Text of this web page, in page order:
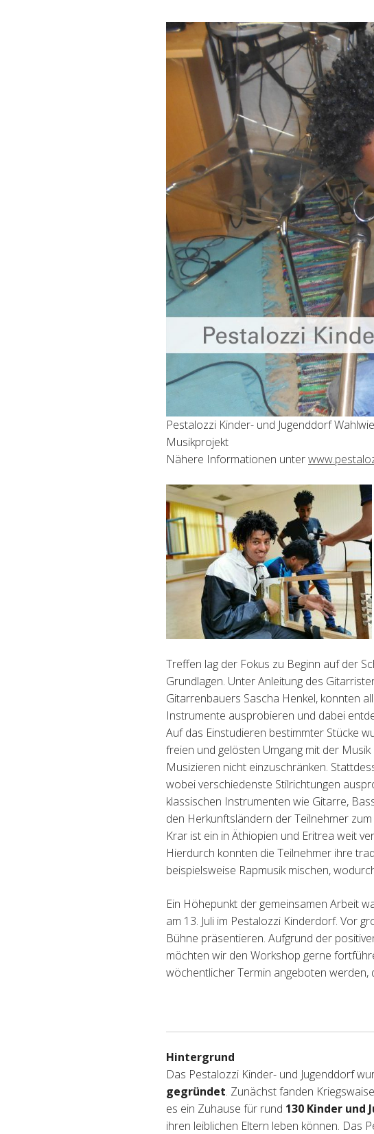
Pestalozzi Kinder- und Jugenddorf
Musikprojekt
Nähere Informationen unter
Treffen lag der Fokus zu Beginn auf der
Grundlagen. Unter Anleitung des
Gitarrenbauers Sascha Henkel, konnten
Instrumente ausprobieren und dabei
Auf das Einstudieren bestimmter Stücke
freien und gelösten Umgang mit der
Musizieren nicht einzuschränken.
wobei verschiedenste Stilrichtungen
klassischen Instrumenten wie Gitarre,
den Herkunftsländern der Teilnehmer
Krar ist ein in Äthiopien und Eritrea weit
Hierdurch konnten die Teilnehmer ihre
beispielsweise Rapmusik mischen,
Ein Höhepunkt der gemeinsamen Arbeit
am 13. Juli im Pestalozzi Kinderdorf. Vor
Bühne präsentieren. Aufgrund der
möchten wir den Workshop gerne
wöchentlicher Termin angeboten werden,
Hintergrund
Das Pestalozzi Kinder- und Jugenddorf
gegründet. Zunächst fanden
es ein Zuhause für rund 130 Kinder und
ihren leiblichen Eltern leben können. Das